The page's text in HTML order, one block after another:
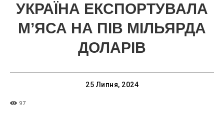
УКРАЇНА ЕКСПОРТУВАЛА
М’ЯСА НА ПІВ МІЛЬЯРДА
ДОЛАРІВ
25 Липня, 2024
97